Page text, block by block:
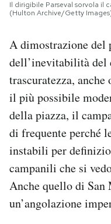
Il dirigibile Parseval sorvola il
(Hulton Archive/Getty
A dimostrazione del
dell’inevitabilità del
trascuratezza,
il più possibile
della piazza, il
di frequente perché
instabili per
campanili che si
Anche quello di
un’angolazione